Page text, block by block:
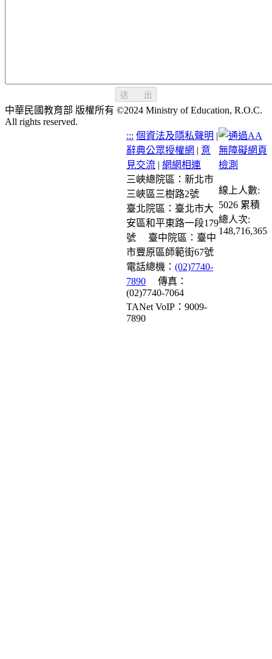
送 出
中華民國教育部 版權所有 ©2024 Ministry of Education, R.O.C.
All rights reserved.
::: 個資法及隱私聲明 |
辭典公眾授權網 | 意
見交流 | 網網相連
三峽總院區：新北市
三峽區三樹路2號
臺北院區：臺北市大
安區和平東路一段179
號
臺中院區：臺中
市豐原區師範街67號
電話總機： (02)7740-
7890
傳真：
(02)7740-7064
TANet VoIP：9009-
7890
線上人數:
5026 累積
總人次:
148,716,365